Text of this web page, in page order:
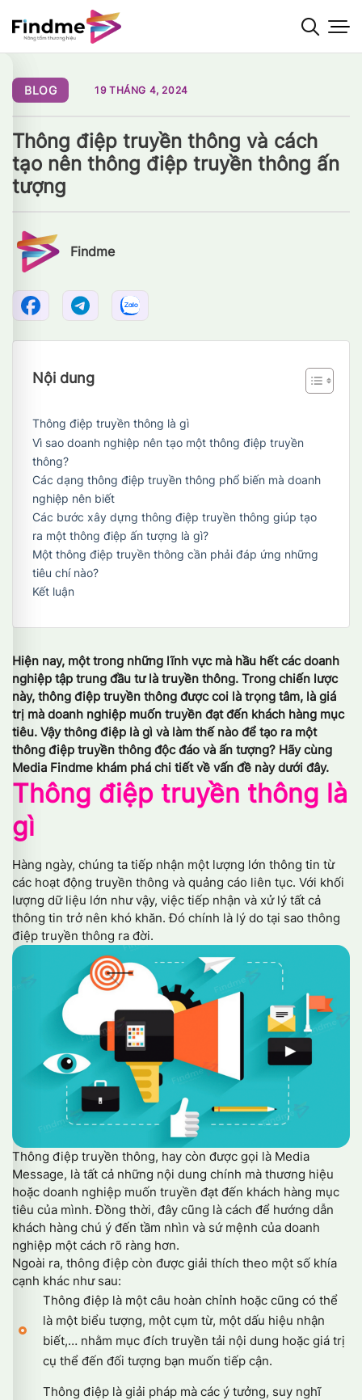
qua
nội
BLOG 19 THÁNG 4, 2024
Thông điệp truyền thông và cách
tạo nên thông điệp truyền thông ấn
tượng
Findme
Nội dung
Thông điệp truyền thông là gì
Vì sao doanh nghiệp nên tạo một thông điệp truyền
thông?
Các dạng thông điệp truyền thông phổ biến mà doanh
nghiệp nên biết
Các bước xây dựng thông điệp truyền thông giúp tạo
ra một thông điệp ấn tượng là gì?
Một thông điệp truyền thông cần phải đáp ứng những
tiêu chí nào?
Kết luận
Hiện nay, một trong những lĩnh vực mà hầu hết các doanh
nghiệp tập trung đầu tư là truyền thông. Trong chiến lược
này, thông điệp truyền thông được coi là trọng tâm, là giá
trị mà doanh nghiệp muốn truyền đạt đến khách hàng mục
tiêu. Vậy thông điệp là gì và làm thế nào để tạo ra một
thông điệp truyền thông độc đáo và ấn tượng? Hãy cùng
Media Findme khám phá chi tiết về vấn đề này dưới đây.
Thông điệp truyền thông là
gì
Hàng ngày, chúng ta tiếp nhận một lượng lớn thông tin từ
các hoạt động truyền thông và quảng cáo liên tục. Với khối
lượng dữ liệu lớn như vậy, việc tiếp nhận và xử lý tất cả
thông tin trở nên khó khăn. Đó chính là lý do tại sao thông
điệp truyền thông ra đời.
Thông điệp truyền thông, hay còn được gọi là Media
Message, là tất cả những nội dung chính mà thương hiệu
hoặc doanh nghiệp muốn truyền đạt đến khách hàng mục
tiêu của mình. Đồng thời, đây cũng là cách để hướng dẫn
khách hàng chú ý đến tầm nhìn và sứ mệnh của doanh
nghiệp một cách rõ ràng hơn.
Ngoài ra, thông điệp còn được giải thích theo một số khía
cạnh khác như sau:
Thông điệp là một câu hoàn chỉnh hoặc cũng có thể
là một biểu tượng, một cụm từ, một dấu hiệu nhận
biết,… nhằm mục đích truyền tải nội dung hoặc giá trị
cụ thể đến đối tượng bạn muốn tiếp cận.
Thông điệp là giải pháp mà các ý tưởng, suy nghĩ